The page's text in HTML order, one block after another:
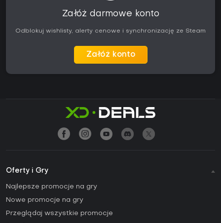
Załóż darmowe konto
Odblokuj wishlisty, alerty cenowe i synchronizację ze Steam
Załóż konto
Oferty i Gry
Najlepsze promocje na gry
Nowe promocje na gry
Przeglądaj wszystkie promocje